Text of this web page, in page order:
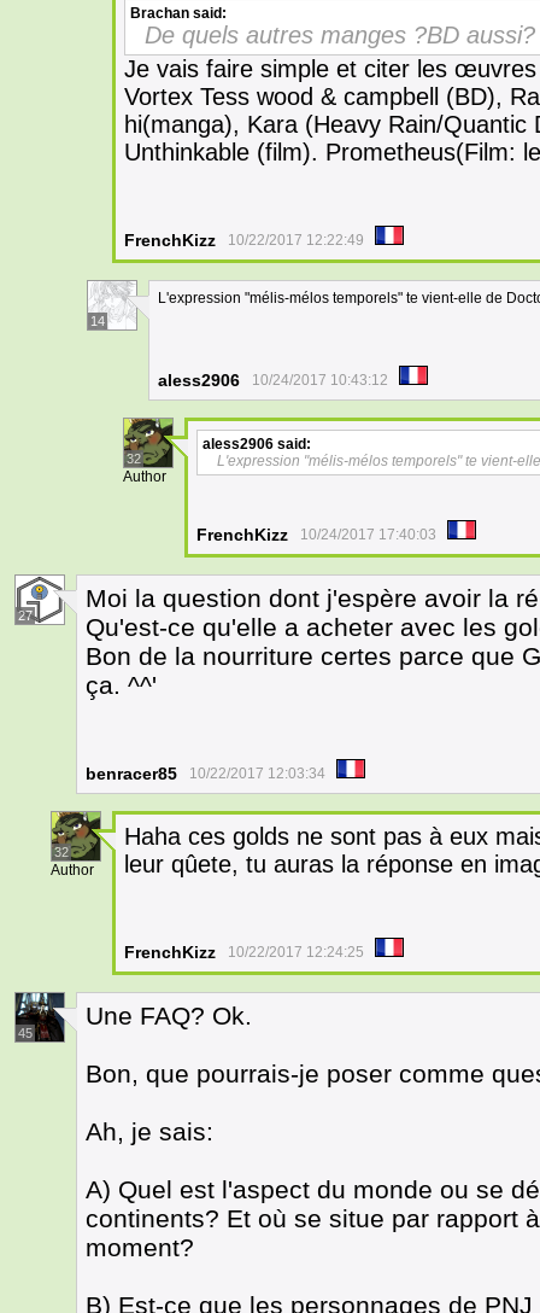
Brachan said:
De quels autres manges ?BD aussi?
Je vais faire simple et citer les
Vortex Tess wood & campbell (BD),
hi(manga), Kara (Heavy Rain/Quantic
Unthinkable (film). Prometheus(Film:
FrenchKizz 10/22/2017 12:22:49
14
L'expression "mélis-mélos temporels" te vient-elle de
aless2906 10/24/2017 10:43:12
32
Author
aless2906 said:
L'expression "mélis-mélos temporels" te vient-
FrenchKizz 10/24/2017 17:40:03
27
Moi la question dont j'espère avoir la
Qu'est-ce qu'elle a acheter avec les
Bon de la nourriture certes parce que
ça. ^^'
benracer85 10/22/2017 12:03:34
32
Author
Haha ces golds ne sont pas à eux
leur qûete, tu auras la réponse en
FrenchKizz 10/22/2017 12:24:25
45
Une FAQ? Ok.
Bon, que pourrais-je poser comme
Ah, je sais:
A) Quel est l'aspect du monde ou se
continents? Et où se situe par rapport
moment?
B) Est-ce que les personnages de